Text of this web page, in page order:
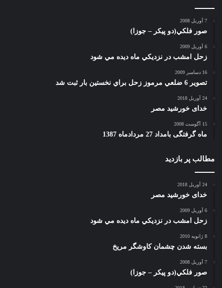
7 آوریل 2008
صور فلكي(دو پیکر – جوزا)
6 آوریل 2009
زحل امشب در نزديكي ماه ديده مي شود
16 دسامبر 2009
تصوير 6 ضلعي مرموز زحل براي نخستين بار ثبت شد
24 آوریل 2018
خدای خورشید مصر
15 آگوست 2008
ماه گرفتگی بامداد 27 مردادماه 1387
مطالب پر بازدید
24 آوریل 2018
خدای خورشید مصر
6 آوریل 2009
زحل امشب در نزديكي ماه ديده مي شود
8 ژانویه 2010
بسته شدن چشمان کاوشگر مريخ
7 آوریل 2008
صور فلكي(دو پیکر – جوزا)